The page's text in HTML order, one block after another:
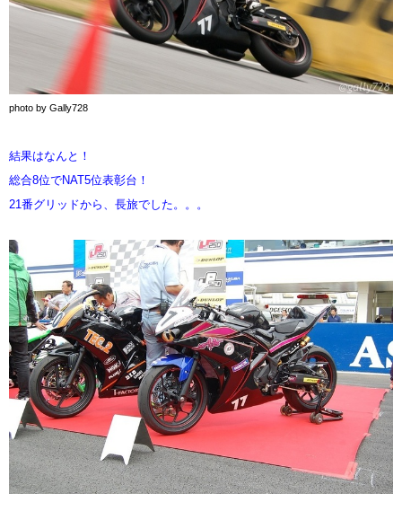
photo by Gally728
結果はなんと！
総合8位でNAT5位表彰台！
21番グリッドから、長旅でした。。。